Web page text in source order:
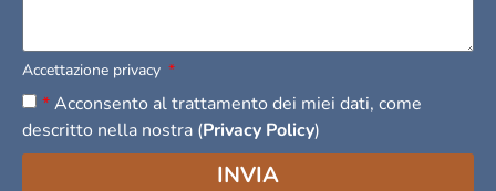
Accettazione privacy
*Acconsento al trattamento dei miei dati, come
descritto nella nostra (Privacy Policy)
INVIA